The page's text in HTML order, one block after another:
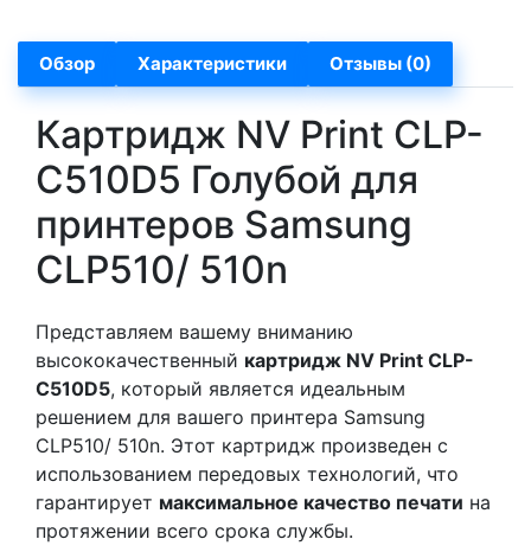
Обзор Характеристики Отзывы (0)
Картридж NV Print CLP-
C510D5 Голубой для
принтеров Samsung
CLP510/ 510n
Представляем вашему вниманию
высококачественный картридж NV Print CLP-
C510D5, который является идеальным
решением для вашего принтера Samsung
CLP510/ 510n. Этот картридж произведен с
использованием передовых технологий, что
гарантирует максимальное качество печати на
протяжении всего срока службы.